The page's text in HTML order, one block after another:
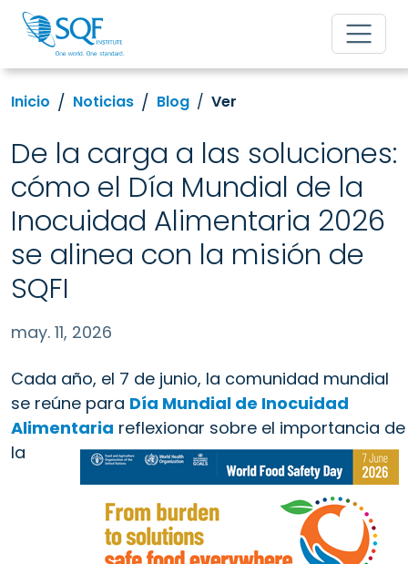
Inicio Noticias Blog Ver
De la carga a las soluciones:
cómo el Día Mundial de la
Inocuidad Alimentaria 2026
se alinea con la misión de
SQFI
may. 11, 2026
Cada año, el 7 de junio, la comunidad mundial
se reúne para Día Mundial de Inocuidad
Alimentaria reflexionar sobre el importancia de
la